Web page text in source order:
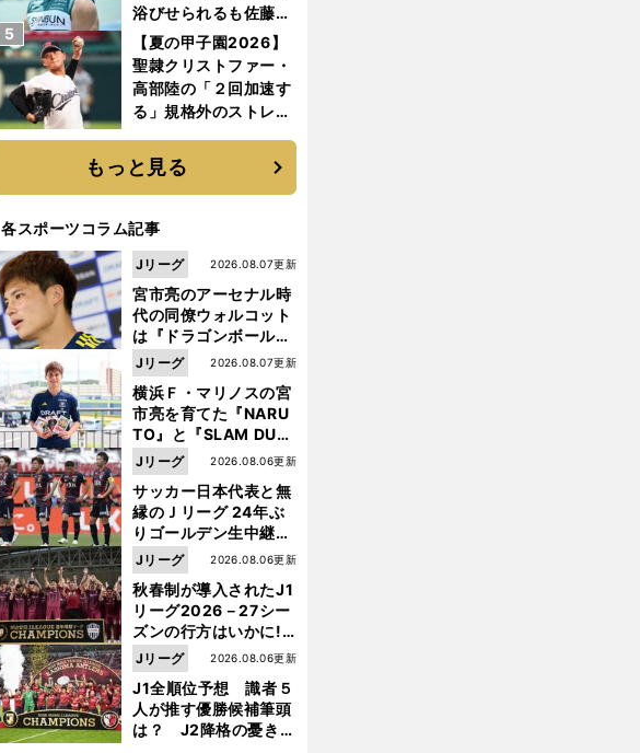
浴びせられるも佐藤慎
太郎が貫いた誇りとフ
ァンへの思い
【夏の甲子園2026】
聖隷クリストファー・
高部陸の「２回加速す
る」規格外のストレー
く大学進学を選ぶ理由
5
もっと見る
各スポーツコラム記事
宮市亮のアーセナル時
代の同僚ウォルコット
は『ドラゴンボール』
が大好き ポドルスキは
日向小次郎に憧れてい
た
2026.08.07更新
Jリーグ
横浜Ｆ・マリノスの宮
市亮を育てた『NARU
TO』と『SLAM DUN
K』 中京大中京の同
級生・木原龍一は"ジ
ャンプ係"だった
2026.08.07更新
Jリーグ
サッカー日本代表と無
縁のＪリーグ 24年ぶ
りゴールデン生中継の
開幕戦でヘタな試合は
見せられない
2026.08.06更新
Jリーグ
秋春制が導入されたJ1
リーグ2026－27シー
ズンの行方はいかに!?
５人の識者が全順位
を大胆予想
2026.08.06更新
Jリーグ
J1全順位予想 識者５
人が推す優勝候補筆頭
は？ J2降格の憂き目
2026.08.06更新
Jリーグ